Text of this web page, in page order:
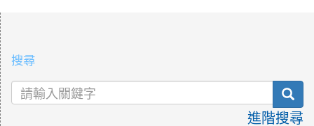
搜尋
進階搜尋